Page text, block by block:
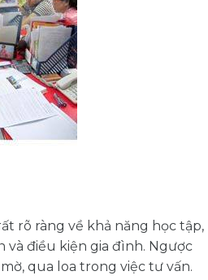
rõ ràng về khả năng học tập,
điều kiện gia đình. Ngược
qua loa trong việc tư vấn.